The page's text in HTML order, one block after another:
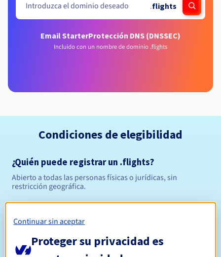
.flights
Email StarterProtección DNS (DNSSEC)
Incluido con un nombre de dominio .flights
Condiciones de elegibilidad
¿Quién puede registrar un .flights?
Abierto a todas las personas físicas o jurídicas, sin
restricción geográfica.
Continuar sin aceptar
Proteger su privacidad es